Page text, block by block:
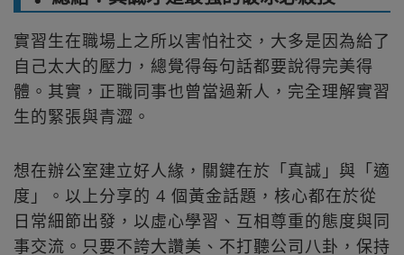
實習生在職場上之所以害怕社交，大多是因為給了
自己太大的壓力，總覺得每句話都要說得完美得
體。其實，正職同事也曾當過新人，完全理解實習
生的緊張與青澀。
想在辦公室建立好人緣，關鍵在於「真誠」與「適
度」。以上分享的 4 個黃金話題，核心都在於從
日常細節出發，以虛心學習、互相尊重的態度與同
事交流。只要不誇大讚美、不打聽公司八卦，保持